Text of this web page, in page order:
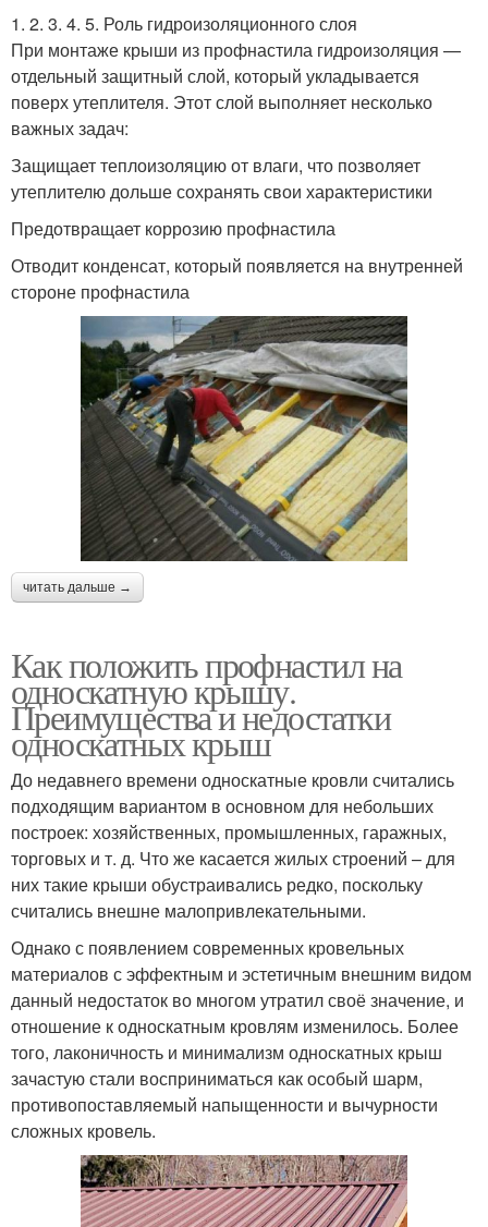
1. 2. 3. 4. 5. Роль гидроизоляционного слоя
При монтаже крыши из профнастила гидроизоляция —
отдельный защитный слой, который укладывается
поверх утеплителя. Этот слой выполняет несколько
важных задач:
Защищает теплоизоляцию от влаги, что позволяет
утеплителю дольше сохранять свои характеристики
Предотвращает коррозию профнастила
Отводит конденсат, который появляется на внутренней
стороне профнастила
читать дальше →
Как положить профнастил на
односкатную крышу.
Преимущества и недостатки
односкатных крыш
До недавнего времени односкатные кровли считались
подходящим вариантом в основном для небольших
построек: хозяйственных, промышленных, гаражных,
торговых и т. д. Что же касается жилых строений – для
них такие крыши обустраивались редко, поскольку
считались внешне малопривлекательными.
Однако с появлением современных кровельных
материалов с эффектным и эстетичным внешним видом
данный недостаток во многом утратил своё значение, и
отношение к односкатным кровлям изменилось. Более
того, лаконичность и минимализм односкатных крыш
зачастую стали восприниматься как особый шарм,
противопоставляемый напыщенности и вычурности
сложных кровель.